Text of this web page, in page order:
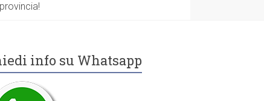
info su Whatsapp